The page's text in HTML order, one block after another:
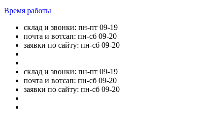
Время работы
склад и звонки: пн-пт 09-19
почта и вотсап: пн-сб 09-20
заявки по сайту: пн-сб 09-20
склад и звонки: пн-пт 09-19
почта и вотсап: пн-сб 09-20
заявки по сайту: пн-сб 09-20